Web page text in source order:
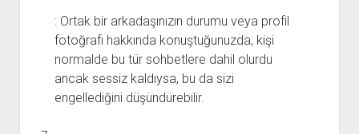
: Ortak bir arkadaşınızın durumu veya profil
fotoğrafı hakkında konuştuğunuzda, kişi
normalde bu tür sohbetlere dahil olurdu
ancak sessiz kaldıysa, bu da sizi
engellediğini düşündürebilir.